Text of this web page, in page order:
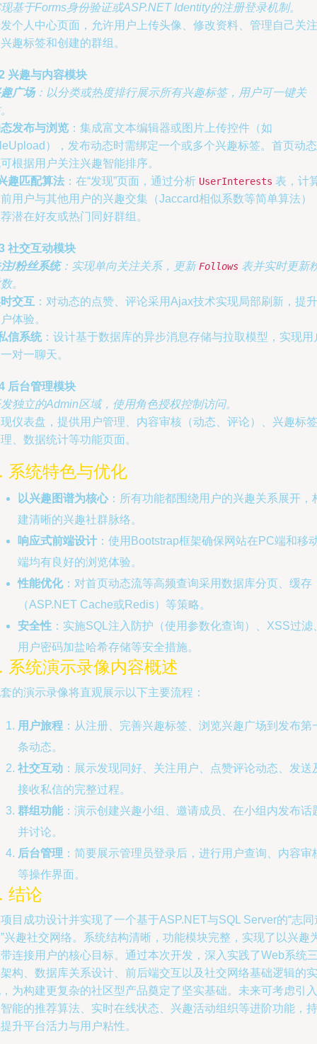
基于Forms身份验证或ASP.NET Identity的注册登录机制。
个人中心页面，允许用户上传头像、修改资料、管理自己关注
趣标签和创建的群组。
兴趣与内容模块
广场：以分类或热度排行展示所有兴趣标签，用户可一键关
发布与浏览 ：集成富文本编辑器或图片上传控件（如
），发布动态时需绑定一个或多个兴趣标签。首页动态
根据用户关注兴趣智能排序。
趣匹配算法 ：在“发现”页面，通过分析 UserInterests 表，计
用户与其他用户的兴趣交集（Jaccard相似系数等简单算法）
潜在好友或热门同好群组。
社交互动模块
/粉丝系统：实现单向关注关系，更新 Follows 表并实时更新
。
交互 ：对动态的点赞、评论采用Ajax技术实现局部刷新，提升
体验。
信系统：设计基于数据库的异步消息存储与拉取模型，实现用
对一聊天。
后台管理模块
独立的Admin区域，使用角色授权控制访问。
仪表盘，提供用户管理、内容审核（动态、评论）、兴趣标签
、数据统计等功能页面。
系统特色与优化
以兴趣图谱为核心：所有功能都围绕用户的兴趣关系展开，
建清晰的兴趣社群脉络。
响应式前端设计 ：使用Bootstrap框架确保网站在PC端和移
端均有良好的浏览体验。
性能优化：对首页动态流等高频查询采用数据库分页、缓存
（ASP.NET Cache或Redis）等策略。
安全性 ：实施SQL注入防护（使用参数化查询）、XSS过滤
用户密码加盐哈希存储等安全措施。
系统演示录像内容概述
的演示录像将直观展示以下主要流程：
用户旅程 ：从注册、完善兴趣标签、浏览兴趣广场到发布第
条动态。
社交互动 ：展示发现同好、关注用户、点赞评论动态、发送
接收私信的完整过程。
群组功能：演示创建兴趣小组、邀请成员、在小组内发布话
并讨论。
后台管理 ：简要展示管理员登录后，进行用户查询、内容审
等操作界面。
结论
目成功设计并实现了一个基于ASP.NET与SQL Server的“志同
兴趣社交网络。系统结构清晰，功能模块完整，实现了以兴趣
连接用户的核心目标。通过本次开发，深入实践了Web系统
构、数据库关系设计、前后端交互以及社交网络基础逻辑的实
为构建更复杂的社区型产品奠定了坚实基础。未来可考虑引入
能的推荐算法、实时在线状态、兴趣活动组织等进阶功能，持
升平台活力与用户粘性。